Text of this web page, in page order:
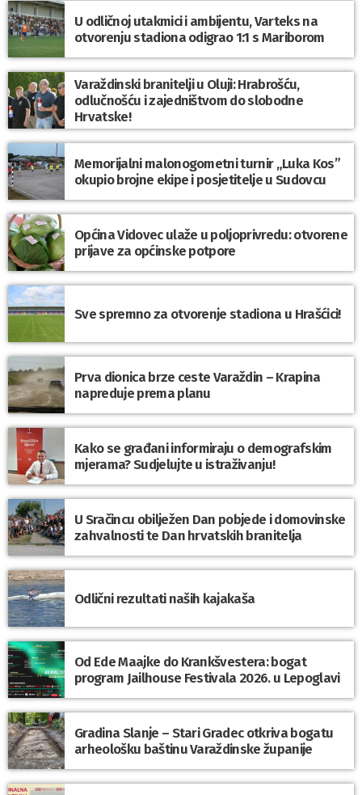
U odličnoj utakmici i ambijentu, Varteks na
otvorenju stadiona odigrao 1:1 s Mariborom
Varaždinski branitelji u Oluji: Hrabrošću,
odlučnošću i zajedništvom do slobodne
Hrvatske!
Memorijalni malonogometni turnir „Luka Kos”
okupio brojne ekipe i posjetitelje u Sudovcu
Općina Vidovec ulaže u poljoprivredu: otvorene
prijave za općinske potpore
Sve spremno za otvorenje stadiona u Hrašćici!
Prva dionica brze ceste Varaždin – Krapina
napreduje prema planu
Kako se građani informiraju o demografskim
mjerama? Sudjelujte u istraživanju!
U Sračincu obilježen Dan pobjede i domovinske
zahvalnosti te Dan hrvatskih branitelja
Odlični rezultati naših kajakaša
Od Ede Maajke do Krankšvestera: bogat
program Jailhouse Festivala 2026. u Lepoglavi
Gradina Slanje – Stari Gradec otkriva bogatu
arheološku baštinu Varaždinske županije